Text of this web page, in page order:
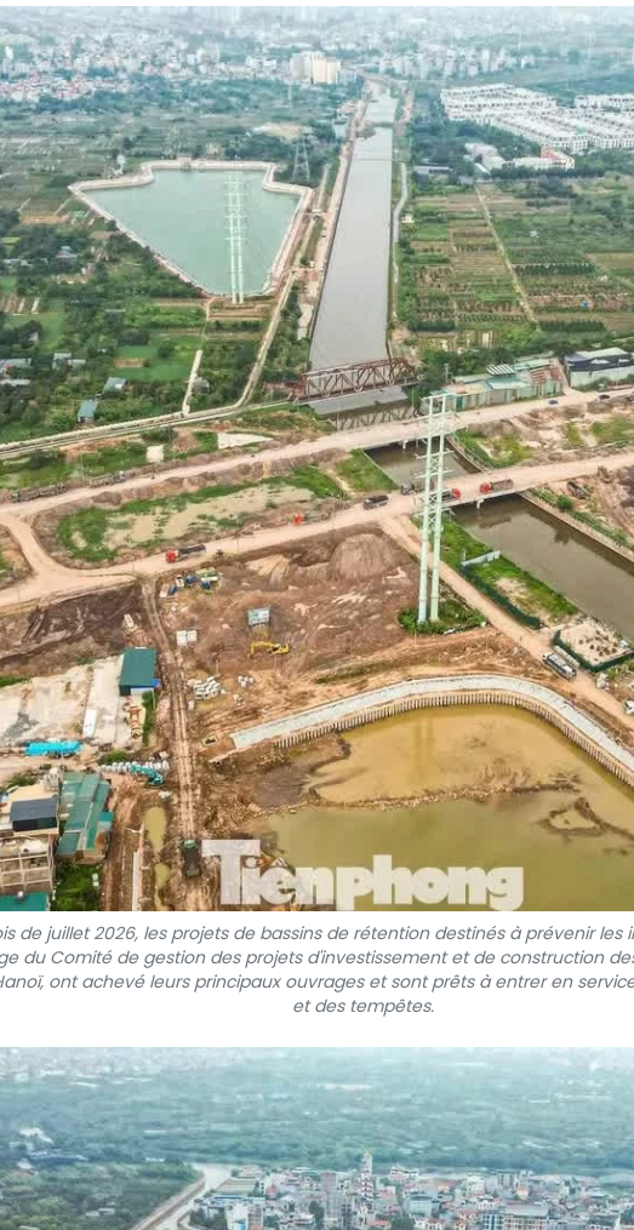
de juillet 2026, les projets de bassins de rétention destinés à prévenir les
du Comité de gestion des projets d'investissement et de construction
ont achevé leurs principaux ouvrages et sont prêts à entrer en
et des tempêtes.